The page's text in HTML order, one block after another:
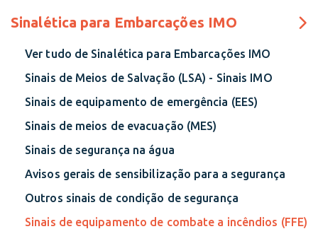
Sinalética para Embarcações IMO
Ver tudo de Sinalética para Embarcações IMO
Sinais de Meios de Salvação (LSA) - Sinais IMO
Sinais de equipamento de emergência (EES)
Sinais de meios de evacuação (MES)
Sinais de segurança na água
Avisos gerais de sensibilização para a segurança
Outros sinais de condição de segurança
Sinais de equipamento de combate a incêndios (FFE)